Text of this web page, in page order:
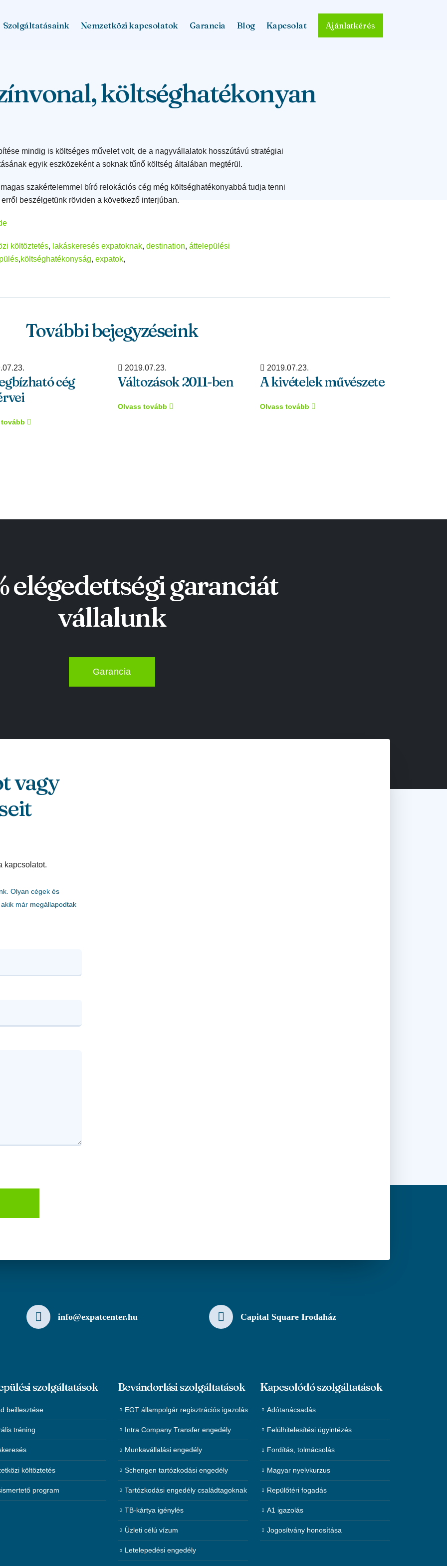
Szolgáltatásaink Nemzetközi kapcsolatok Garancia Blog Kapcsolat Ajánlatkérés
költséghatékonyan
mindig is költséges művelet volt, de a nagyvállalatok hosszútávú stratégiai
egyik eszközeként a soknak tűnő költség általában megtérül.
szakértelemmel bíró relokációs cég még költséghatékonyabbá tudja tenni
beszélgetünk röviden a következő interjúban.
költöztetés, lakáskeresés expatoknak, destination, áttelepülési
,költséghatékonyság, expatok,
További bejegyzéseink
cég
2019.07.23.
Változások 2011-ben
Olvass tovább
2019.07.23.
A kivételek művészete
Olvass tovább
elégedettségi garanciát
vállalunk
Garancia
vagy
kapcsolatot.
Olyan cégek és
már megállapodtak
info@expatcenter.hu Capital Square Irodaház
szolgáltatások
beillesztése
tréning
költöztetés
program
Bevándorlási szolgáltatások
EGT állampolgár regisztrációs igazolás
Intra Company Transfer engedély
Munkavállalási engedély
Schengen tartózkodási engedély
Tartózkodási engedély családtagoknak
TB-kártya igénylés
Üzleti célú vízum
Letelepedési engedély
Kapcsolódó szolgáltatások
Adótanácsadás
Felülhitelesítési ügyintézés
Fordítás, tolmácsolás
Magyar nyelvkurzus
Repülőtéri fogadás
A1 igazolás
Jogosítvány honosítása